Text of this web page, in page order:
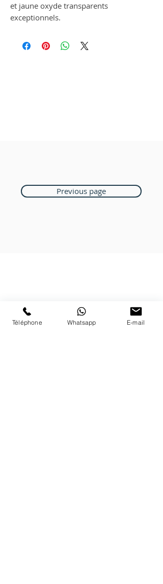
et jaune oxyde transparents
exceptionnels.
Previous page
1183 Bursins
Téléphone Whatsapp E-mail